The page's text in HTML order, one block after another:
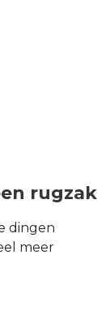
rugzak
dingen
meer